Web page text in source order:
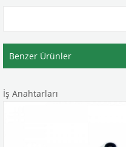
Benzer Ürünler
İş Anahtarları